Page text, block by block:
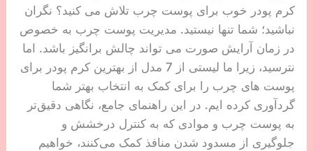
کرم پودر خوب برای پوست چرب تلاش می کنید؟ نگران
نباشید؛ شما تنها نیستید. مدیریت پوست چرب به خصوص
در زمان آرایش صورت می تواند چالش برانگیز باشد. اما
نترسید، زیرا ما لیستی از 7 مدل از بهترین کرم پودر برای
پوست های چرب را برای کمک به انتخاب بهتر شما
گردآوری کرده ایم. در این راهنمای جامع، نگاهی دقیق‌تر
به پوست چرب و موادی که به کنترل درخشش و
جلوگیری از مسدود شدن منافذ کمک می‌کنند، خواهیم